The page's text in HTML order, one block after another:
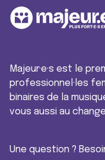
Majeur·e·s est le
professionnel·les
binaires de la
vous aussi au
Une question ?